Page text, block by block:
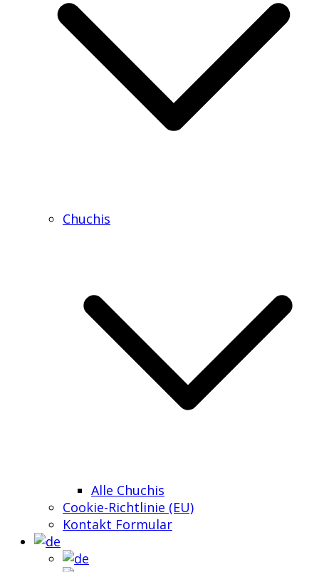
Chuchis
Alle Chuchis
Cookie-Richtlinie (EU)
Kontakt Formular